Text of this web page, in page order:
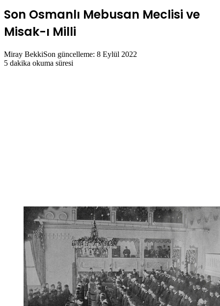
Son Osmanlı Mebusan Meclisi ve
Misak-ı Milli
Miray BekkiSon güncelleme: 8 Eylül 2022
5 dakika okuma süresi